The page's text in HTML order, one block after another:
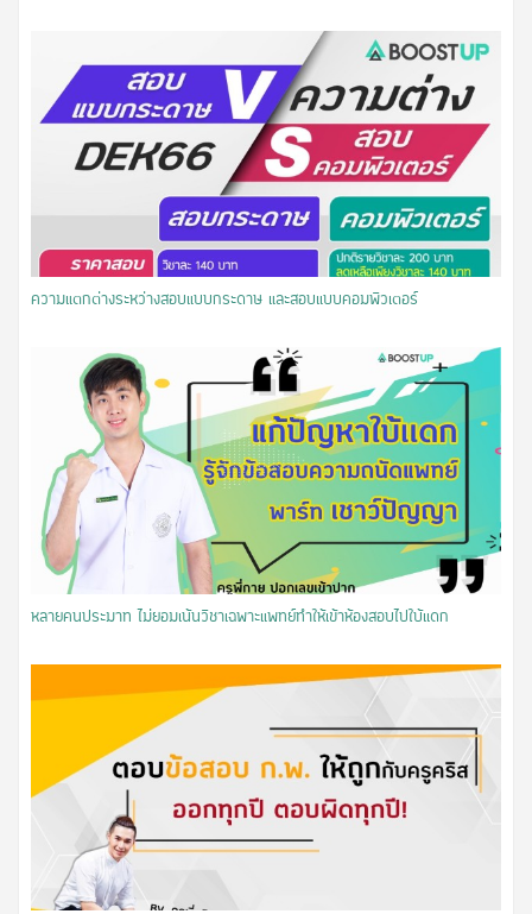
ความแตกต่างระหว่างสอบแบบกระดาษ และสอบแบบคอมพิวเตอร์
หลายคนประมาท ไม่ยอมเน้นวิชาเฉพาะแพทย์ทำให้เข้าห้องสอบไปใบ้เเดก